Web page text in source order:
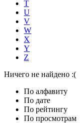
T
U
V
W
X
Y
Z
Ничего не найдено :(
По алфавиту
По дате
По рейтингу
По просмотрам